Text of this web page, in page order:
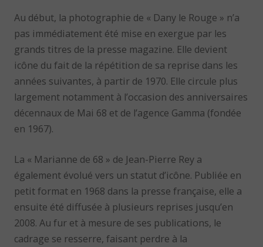
Au début, la photographie de « Dany le Rouge » n’a
pas immédiatement été mise en exergue par les
grands titres de la presse magazine. Elle devient
icône du fait de la répétition de sa reprise dans les
années suivantes, à partir de 1970. Elle circule plus
largement notamment à l’occasion des anniversaires
décennaux de Mai 68 et de l’agence Gamma (fondée
en 1967).
La « Marianne de 68 » de Jean-Pierre Rey a
également évolué vers un statut d’icône. Publiée en
petit format en 1968 dans la presse française, elle a
ensuite été diffusée à plusieurs reprises jusqu’en
2008. Au fur et à mesure de ses publications, le
cadrage se resserre, faisant perdre à la